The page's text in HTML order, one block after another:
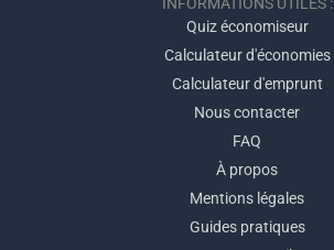
INFORMATIONS UTILES :
Quiz économiseur
Calculateur d'économies
Calculateur d'emprunt
Nous contacter
FAQ
À propos
Mentions légales
Guides pratiques